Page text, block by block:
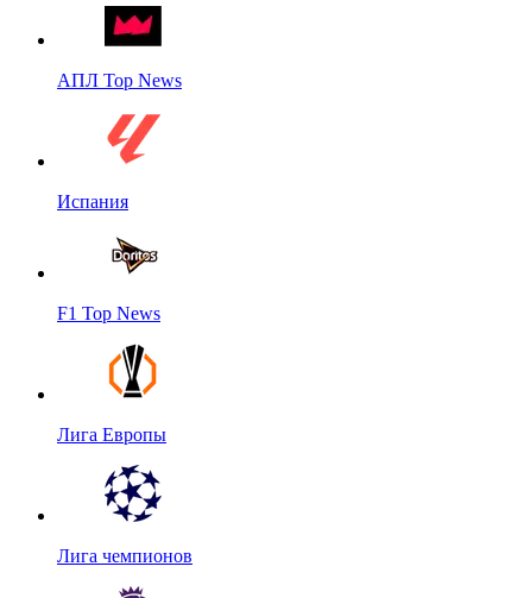
АПЛ Top News
Испания
F1 Top News
Лига Европы
Лига чемпионов